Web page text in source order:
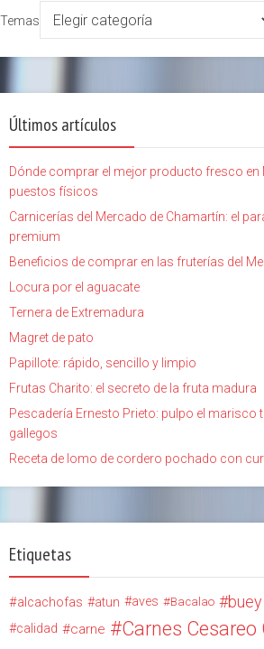
Temas
Últimos artículos
Dónde comprar el mejor producto fresco en
puestos físicos
Carnicerías del Mercado de Chamartín: el
premium
Beneficios de comprar en las fruterías del
Locura por el aguacate
Ternera de Extremadura
Magret de pato
Papillote: rápido, sencillo y limpio
Frutas Charito: el secreto de la fruta madura
Pescadería Ernesto Prieto: pulpo el marisco
gallegos
Receta de lomo de cordero pochado con
Etiquetas
alcachofas atun aves Bacalao buey
calidad carne Carnes Cesareo